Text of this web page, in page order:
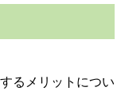
るメリットについ